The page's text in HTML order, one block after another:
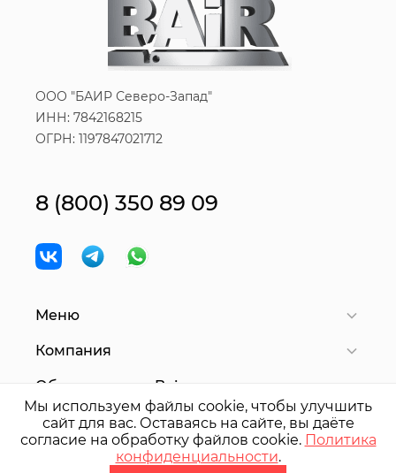
ООО "БАИР Северо-Запад"
ИНН: 7842168215
ОГРН: 1197847021712
8 (800) 350 89 09
Меню
Компания
Оборудование Bair
БАИРСеверо-Запад"
Мы используем файлы cookie, чтобы улучшить
сайт для вас. Оставаясь на сайте, вы даёте
согласие на обработку файлов cookie. Политика
конфиденциальности.